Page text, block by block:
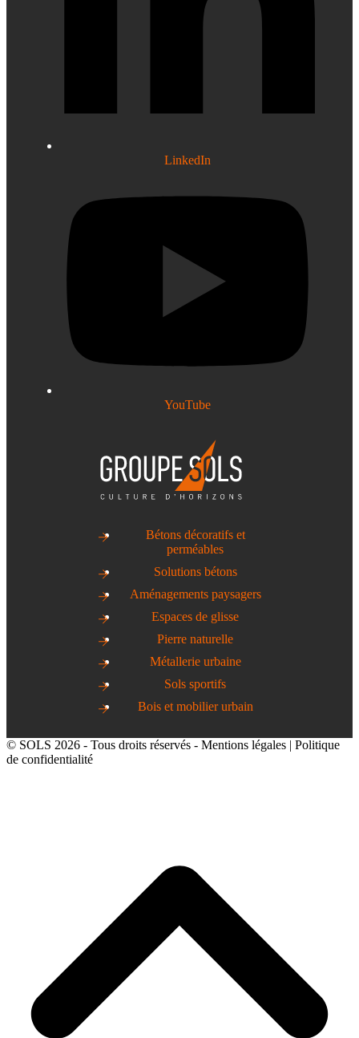
LinkedIn
YouTube
Bétons décoratifs et
perméables
Solutions bétons
Aménagements paysagers
Espaces de glisse
Pierre naturelle
Métallerie urbaine
Sols sportifs
Bois et mobilier urbain
© SOLS 2026 - Tous droits réservés - Mentions légales | Politique
de confidentialité